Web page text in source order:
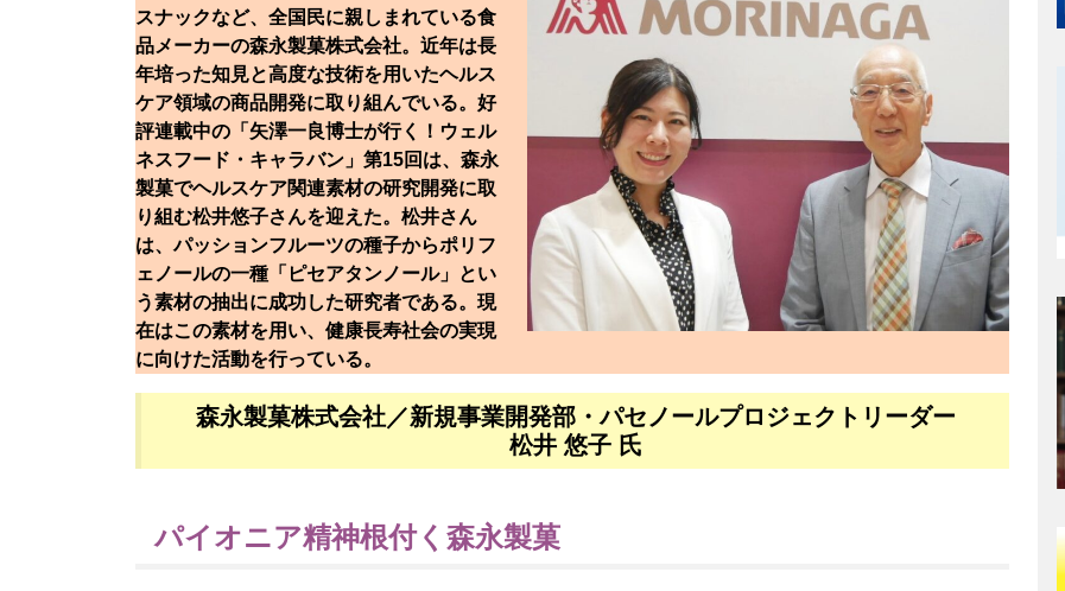
スナックなど、全国民に親しまれている食
品メーカーの森永製菓株式会社。近年は長
年培った知見と高度な技術を用いたヘルス
ケア領域の商品開発に取り組んでいる。好
評連載中の「矢澤一良博士が行く！ウェル
ネスフード・キャラバン」第15回は、森永
製菓でヘルスケア関連素材の研究開発に取
り組む松井悠子さんを迎えた。松井さん
は、パッションフルーツの種子からポリフ
ェノールの一種「ピセアタンノール」とい
う素材の抽出に成功した研究者である。現
在はこの素材を用い、健康長寿社会の実現
に向けた活動を行っている。
森永製菓株式会社／新規事業開発部・パセノールプロジェクトリーダー
松井 悠子 氏
パイオニア精神根付く森永製菓